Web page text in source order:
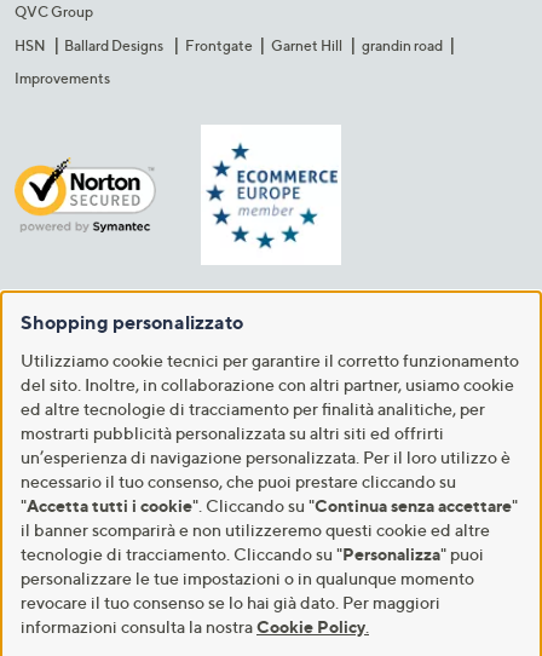
QVC Group
HSN
Ballard Designs Frontgate Garnet Hill
grandin road
Improvements
Shopping personalizzato
Utilizziamo cookie tecnici per garantire il corretto funzionamento
del sito. Inoltre, in collaborazione con altri partner, usiamo cookie
ed altre tecnologie di tracciamento per finalità analitiche, per
mostrarti pubblicità personalizzata su altri siti ed offrirti
un’esperienza di navigazione personalizzata. Per il loro utilizzo è
necessario il tuo consenso, che puoi prestare cliccando su
"Accetta tutti i cookie". Cliccando su "Continua senza accettare"
il banner scomparirà e non utilizzeremo questi cookie ed altre
tecnologie di tracciamento. Cliccando su "Personalizza" puoi
personalizzare le tue impostazioni o in qualunque momento
revocare il tuo consenso se lo hai già dato. Per maggiori
informazioni consulta la nostraCookie Policy